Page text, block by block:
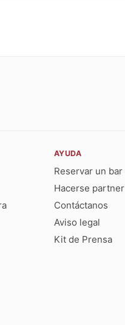
AYUDA
Reservar un bar
Hacerse partner
Contáctanos
Aviso legal
Kit de Prensa